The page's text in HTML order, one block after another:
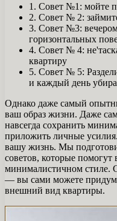
1. Совет №1: мойте
2. Совет № 2:
3. Совет №3:
горизонтальных
4. Совет № 4:
квартиру
5. Совет № 5:
и каждый день
Однако даже самый
ваш образ жизни. Даже
навсегда сохранить
приложить личные
вашу жизнь. Мы
советов, которые помогут
минималистичном стиле.
— вы сами можете
внешний вид квартиры.